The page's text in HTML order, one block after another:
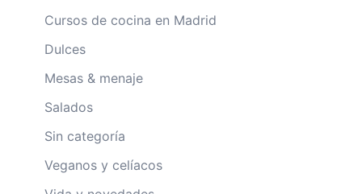
Cursos de cocina en Madrid
Dulces
Mesas & menaje
Salados
Sin categoría
Veganos y celíacos